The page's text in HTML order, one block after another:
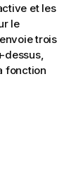
et les
le
trois
fonction